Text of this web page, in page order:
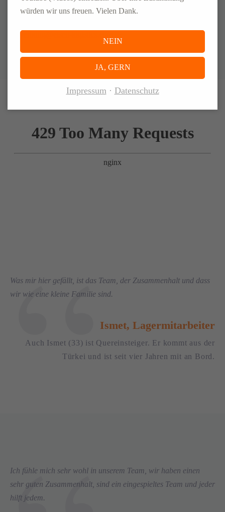
0261 200270
bewerbung@elsen-logistics.com
Was mir hier gefällt, ist das Team, der Zusammenhalt und dass
wir wie eine kleine Familie sind.
Ismet, Lagermitarbeiter
Auch Ismet (33) ist Quereinsteiger. Er kommt aus der
Türkei und ist seit vier Jahren mit an Bord.
Ich fühle mich sehr wohl in unserem Team, wir haben einen
sehr guten Zusammenhalt, sind ein eingespieltes Team und jeder
hilft jedem.
würden wir uns freuen. Vielen Dank.
NEIN
JA, GERN
Impressum Datenschutz